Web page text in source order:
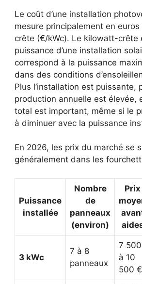
Le coût d’une installation
mesure principalement en
crête (€/kWc). Le kilowatt-crête
puissance d’une installation
correspond à la puissance
dans des conditions
Plus l’installation est puissante,
production annuelle est élevée,
total est important, même si le
à diminuer avec la puissance
En 2026, les prix du marché se
généralement dans les
Puissance
installée
Nombre
de
panneaux
(environ)
Prix
3 kWc
7 à 8
panneaux
7 500
à 10
500 €